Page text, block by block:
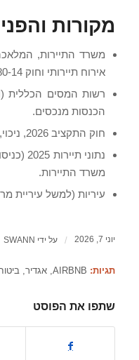
מקורות
משרד התיירות,
אירוח תיירותי וחוק 80-14:
הכנסות מנכסים.
חוק התקציב 2026, ניכוי, ספים וניכוי במקור.
נתוני
משרד התיירות.
עיריות (למשל עיריית
יוני 7, 2026 / על ידי SWANN
תגיות: AIRBNB
, אגדיר,
שתפו את הפוסט